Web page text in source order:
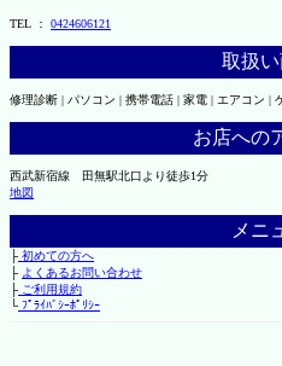
TEL ： 0424606121
取扱
修理診断 | パソコン | 携帯電話 | 家電 | エアコン |
お店への
西武新宿線 田無駅北口より徒歩1分
地図
メニ
├初めての方へ
├ よくあるお問い合わせ
├ご利用規約
└ﾌﾟﾗｲﾊﾞｼｰﾎﾟﾘｼｰ